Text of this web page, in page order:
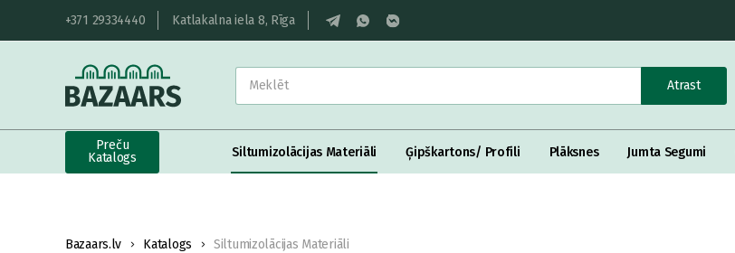
+371 29334440 Katlakalna iela 8, Rīga
Atrast
Preču
Katalogs
Siltumizolācijas Materiāli Ģipškartons/ Profili Plāksnes Jumta Segumi
Bazaars.lv Katalogs Siltumizolācijas Materiāli